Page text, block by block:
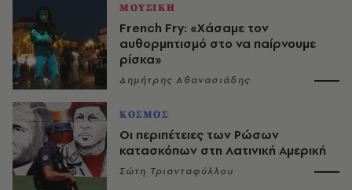
ΜΟΥΣΙΚΗ
French Fry: «Χάσαμε τον
αυθορμητισμό στο να παίρνουμε
ρίσκα»
Δημήτρης Αθανασιάδης
ΚΟΣΜΟΣ
Οι περιπέτειες των Ρώσων
κατασκόπων στη Λατινική Αμερική
Σώτη Τριανταφύλλου